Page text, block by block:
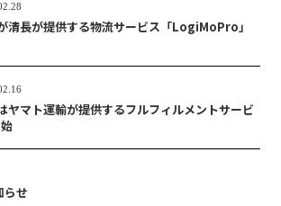
清長が提供する物流サービス「LogiMoPro」
ヤマト運輸が提供するフルフィルメントサービ
らせ